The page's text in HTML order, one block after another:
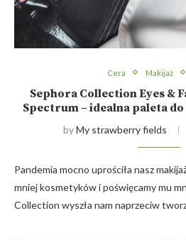
Cera Makijaż
Sephora Collection Eyes &
Spectrum – idealna paleta
byMy strawberry fields
Pandemia mocno uprościła nasz
mniej kosmetyków i poświęcamy mu
Collection wyszła nam naprzeciw